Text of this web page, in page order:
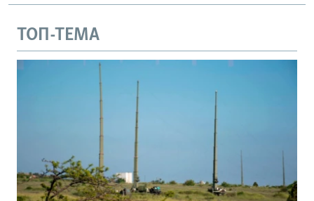
ТОП-ТЕМА